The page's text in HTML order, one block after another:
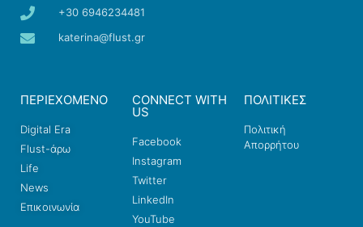
+30 6946234481
katerina@flust.gr
ΠΕΡΙΕΧΟΜΕΝΟ
Digital Era
Flust-άρω
Life
News
Επικοινωνία
CONNECT WITH
US
Facebook
Instagram
Twitter
LinkedIn
YouTube
ΠΟΛΙΤΙΚΕΣ
Πολιτική
Απορρήτου